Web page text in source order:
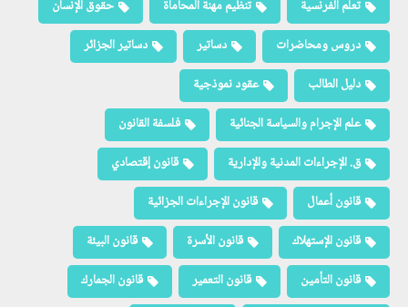
تعلم الفرنسية تنظيم مهنة المحاماة
حقوق الإنسان
دروس ومحاضرات
دساتير
دساتير الجزائر
دليل الطالب
عقود نموذجية
علم الإجرام والسياسة الجنائية
فلسفة القانون
ق. الإجراءات المدنية والإدارية
قانون إقتصادي
قانون أعمال
قانون الإجراءات الجزائية
قانون الإستهلاك
قانون الأسرة
قانون البيئة
قانون التأمين
قانون التعمير
قانون الجمارك